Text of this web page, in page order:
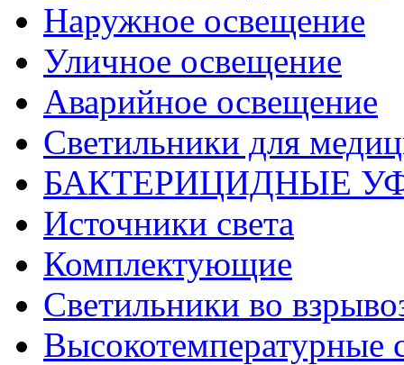
Наружное освещение
Уличное освещение
Аварийное освещение
Светильники для
БАКТЕРИЦИДНЫЕ
Источники света
Комплектующие
Светильники во
Высокотемпературные